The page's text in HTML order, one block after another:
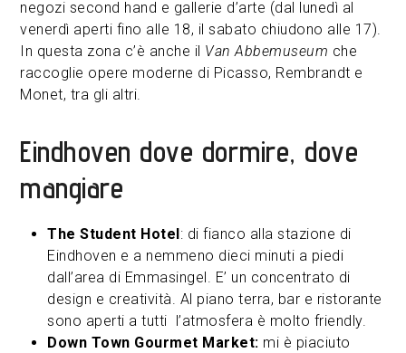
negozi second hand e gallerie d’arte (dal lunedì al
venerdì aperti fino alle 18, il sabato chiudono alle 17).
In questa zona c’è anche il Van Abbemuseum che
raccoglie opere moderne di Picasso, Rembrandt e
Monet, tra gli altri.
Eindhoven dove dormire, dove
mangiare
The Student Hotel : di fianco alla stazione di
Eindhoven e a nemmeno dieci minuti a piedi
dall’area di Emmasingel. E’ un concentrato di
design e creatività. Al piano terra, bar e ristorante
sono aperti a tutti l’atmosfera è molto friendly.
Down Town Gourmet Market: mi è piaciuto